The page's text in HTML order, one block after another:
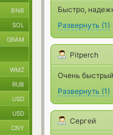
Быстро,
Развернуть (1)
Pitperch
Очень
Развернуть (1)
Сергей
BNB
SOL
GRAM
WMZ
RUB
USD
USD
CNY